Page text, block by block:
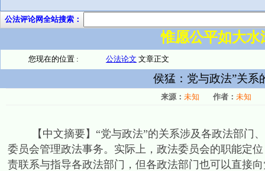
公法评论网全站搜索：
惟愿公平如大
您现在的位置 : 公法论文 文章正文
侯猛：党与政法”关
来源： 未知 作者： 未知
【中文摘要】“党与政法”的关系涉及各政法部门、
委员会管理政法事务。实际上，政法委员会的职能定
责联系与指导各政法部门，但各政法部门也可以直接